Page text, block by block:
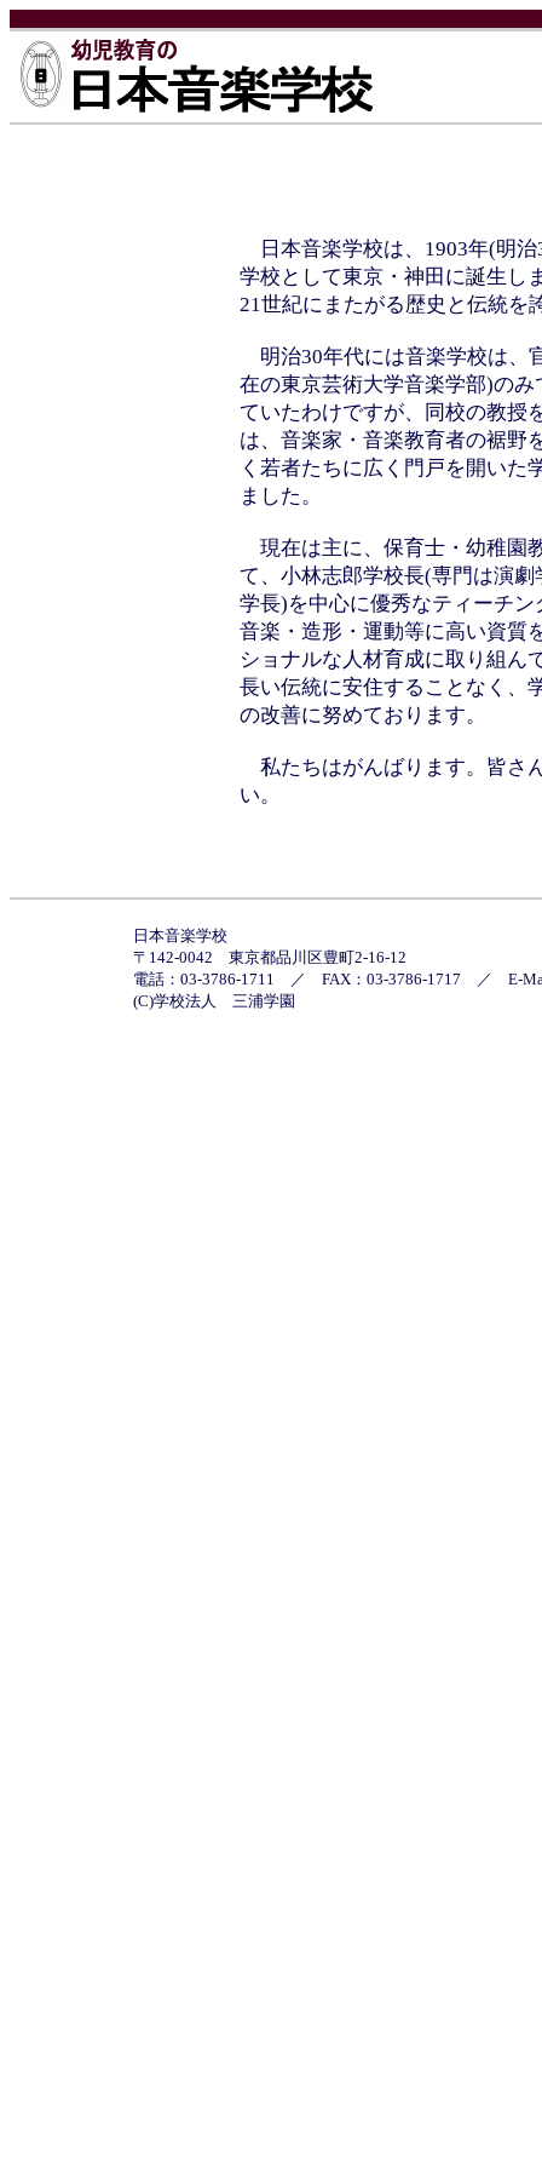
日本音楽学校は、1903年(明
学校として東京・神田に誕生し
21世紀にまたがる歴史と伝統を
明治30年代には音楽学校は、
在の東京芸術大学音楽学部)の
ていたわけですが、同校の教授
は、音楽家・音楽教育者の裾野
く若者たちに広く門戸を開いた
ました。
現在は主に、保育士・幼稚園
て、小林志郎学校長(専門は演
学長)を中心に優秀なティーチ
音楽・造形・運動等に高い資質
ショナルな人材育成に取り組ん
長い伝統に安住することなく、
の改善に努めております。
私たちはがんばります。皆さ
い。
日本音楽学校
〒142-0042 東京都品川区豊町2-16-12
電話：03-3786-1711 ／ FAX：03-3786-1717 ／ E-
(C)学校法人 三浦学園